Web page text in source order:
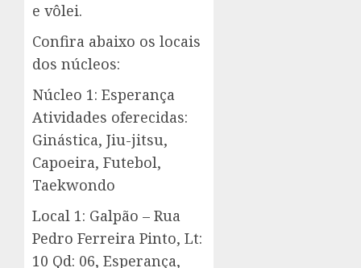
e vôlei.
Confira abaixo os locais
dos núcleos:
Núcleo 1: Esperança
Atividades oferecidas:
Ginástica, Jiu-jitsu,
Capoeira, Futebol,
Taekwondo
Local 1: Galpão – Rua
Pedro Ferreira Pinto, Lt:
10 Qd: 06, Esperança,